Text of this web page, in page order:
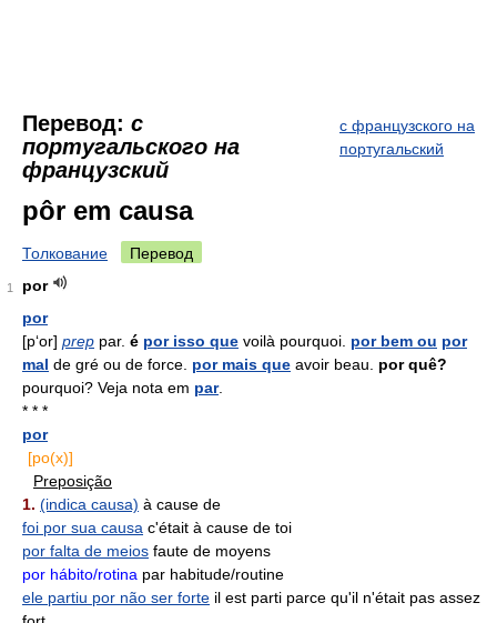
Перевод: с
португальского на
французский
с французского на
португальский
pôr em causa
Толкование Перевод
1
por
por
[p‘or] prep par. é por isso que voilà pourquoi. por bem ou por
mal de gré ou de force. por mais que avoir beau. por quê?
pourquoi? Veja nota em par.
* * *
por
[po(x)]
Preposição
1. (indica causa) à cause de
foi por sua causa c'était à cause de toi
por falta de meios faute de moyens
por hábito/rotina par habitude/routine
ele partiu por não ser forte il est parti parce qu'il n'était pas assez